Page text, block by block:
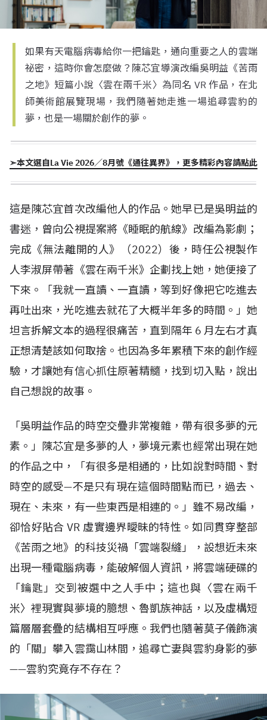
如果有天電腦病毒給你一把鑰匙，通向重要之人的雲端
祕密，這時你會怎麼做？陳芯宜導演改編吳明益《苦雨
之地》短篇小說〈雲在兩千米〉為同名 VR 作品，在北
師美術館展覽現場，我們隨著她走進一場追尋雲豹的
夢，也是一場關於創作的夢。
➣本文選自La Vie 2026／8月號《通往異界》，更多精彩內容請點此
這是陳芯宜首次改編他人的作品。她早已是吳明益的
書迷，曾向公視提案將《睡眠的航線》改編為影劇；
完成《無法離開的人》（2022）後，時任公視製作
人李淑屏帶著《雲在兩千米》企劃找上她，她便接了
下來。「我就一直讀、一直讀，等到好像把它吃進去
再吐出來，光吃進去就花了大概半年多的時間。」她
坦言拆解文本的過程很痛苦，直到隔年 6 月左右才真
正想清楚該如何取捨。也因為多年累積下來的創作經
驗，才讓她有信心抓住原著精髓，找到切入點，說出
自己想說的故事。
「吳明益作品的時空交疊非常複雜，帶有很多夢的元
素。」陳芯宜是多夢的人，夢境元素也經常出現在她
的作品之中，「有很多是相通的，比如說對時間、對
時空的感受—不是只有現在這個時間點而已，過去、
現在、未來，有一些東西是相連的。」雖不易改編，
卻恰好貼合 VR 虛實邊界曖昧的特性。如同貫穿整部
《苦雨之地》的科技災禍「雲端裂縫」，設想近未來
出現一種電腦病毒，能破解個人資訊，將雲端硬碟的
「鑰匙」交到被選中之人手中；這也與〈雲在兩千
米〉裡現實與夢境的臆想、魯凱族神話，以及虛構短
篇層層套疊的結構相互呼應。我們也隨著莫子儀飾演
的「關」攀入雲靄山林間，追尋亡妻與雲豹身影的夢
——雲豹究竟存不存在？